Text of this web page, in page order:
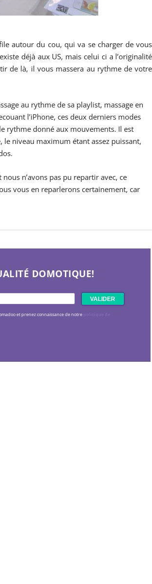
autour du cou, qui va se charger de vous
déjà aux US, mais celui ci a l’originalité
de là, il vous massera au rythme de votre
au rythme de sa playlist, massage en
l’iPhone, ces deux derniers modes
rythme donné aux mouvements. Il est
niveau maximum étant assez puissant,
n’avons pas pu repartir avec, ce
vous en reparlerons certainement, car
DOMOTIQUE!
et prenez connaissance de notre